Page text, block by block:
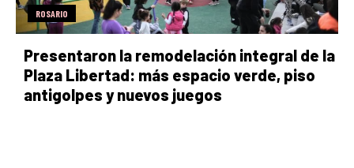
ROSARIO
Presentaron la remodelación integral de la
Plaza Libertad: más espacio verde, piso
antigolpes y nuevos juegos